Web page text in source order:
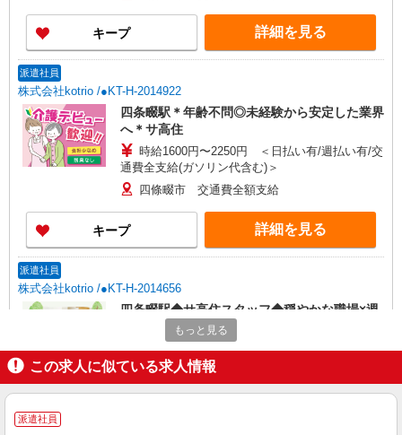
キープ 詳細を見る
派遣社員
株式会社kotrio /●KT-H-2014922
四条畷駅＊年齢不問◎未経験から安定した業界
へ＊サ高住
時給1600円〜2250円 ＜日払い有/週払い有/交
通費全支給(ガソリン代含む)＞
四條畷市 交通費全額支給
キープ 詳細を見る
派遣社員
株式会社kotrio /●KT-H-2014656
四条畷駅◆サ高住スタッフ◆穏やかな職場×週
3〜×残業なし
時給1600円〜2250円 ＜日払い有/週払い有/交
通費全支給(ガソリン代含む)＞
四條畷市 交通費全額支給
もっと見る
この求人に似ている求人情報
派遣社員